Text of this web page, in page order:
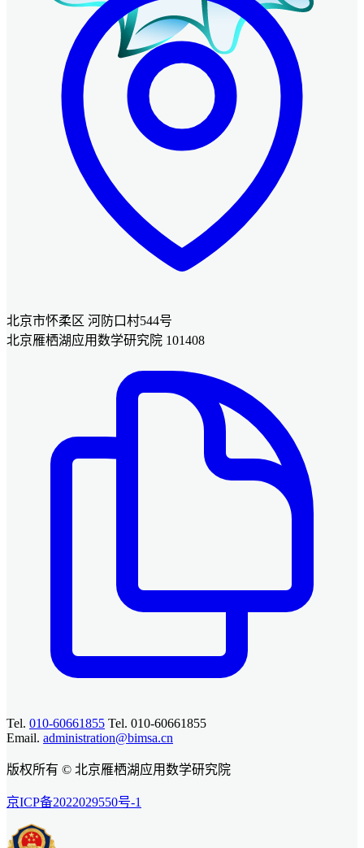
北京市怀柔区 河防口村544号
北京雁栖湖应用数学研究院 101408
Tel. 010-60661855 Tel. 010-60661855
Email. administration@bimsa.cn
版权所有 © 北京雁栖湖应用数学研究院
京ICP备2022029550号-1